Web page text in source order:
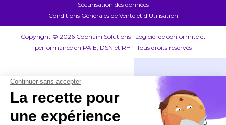
Sécurisation des données
Conditions Générales de Vente et d’Utilisation
Copyright © 2026 Cobham Solutions | Logiciel de conformité et
performance en PAIE, DSN et RH – Tous droits réservés